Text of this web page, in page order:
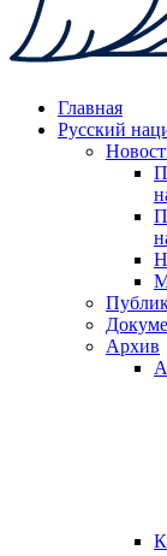
Главная
Русский
Архив